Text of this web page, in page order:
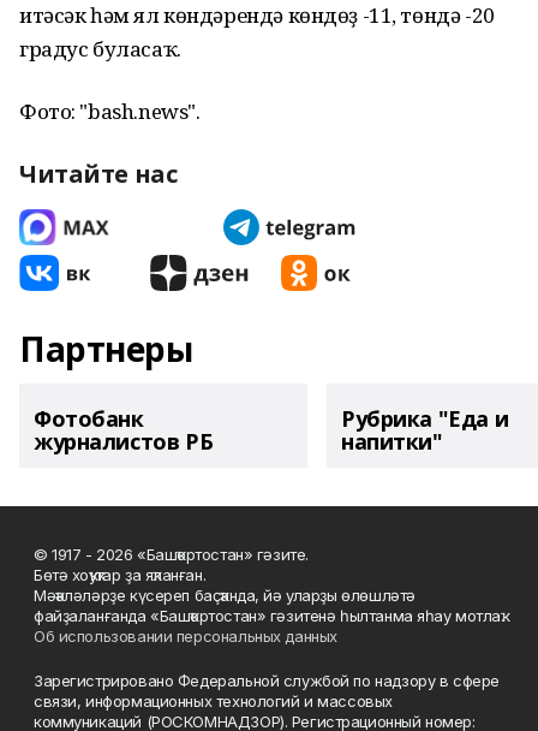
итәсәк һәм ял көндәрендә көндөҙ -11, төндә -20
градус буласаҡ.
Фото: "bash.news".
Читайте нас
Партнеры
Фотобанк
журналистов РБ
Рубрика "Еда и
напитки"
© 1917 - 2026 «Башҡортостан» гәзите.
Бөтә хоҡуҡтар ҙа яҡланған.
Мәҡәләләрҙе күсереп баҫҡанда, йә уларҙы өлөшләтә
файҙаланғанда «Башҡортостан» гәзитенә һылтанма яһау мотлаҡ.
Об использовании персональных данных
Зарегистрировано Федеральной службой по надзору в сфере
связи, информационных технологий и массовых
коммуникаций (РОСКОМНАДЗОР). Регистрационный номер: